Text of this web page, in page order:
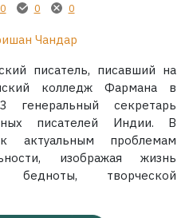
0 0 0
Чандар
писатель, писавший на
колледж Фармана в
секретарь
писателей Индии. В
актуальным проблемам
изображая жизнь
бедноты, творческой